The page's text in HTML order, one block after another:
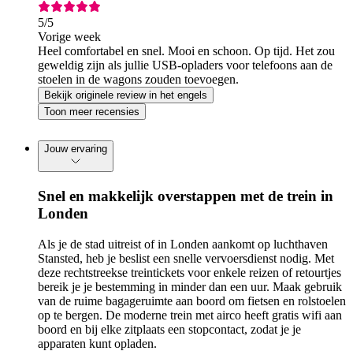
5/5
Vorige week
Heel comfortabel en snel. Mooi en schoon. Op tijd. Het zou
geweldig zijn als jullie USB-opladers voor telefoons aan de
stoelen in de wagons zouden toevoegen.
Bekijk originele review in het engels
Toon meer recensies
Jouw ervaring
Snel en makkelijk overstappen met de trein in
Londen
Als je de stad uitreist of in Londen aankomt op luchthaven
Stansted, heb je beslist een snelle vervoersdienst nodig. Met
deze rechtstreekse treintickets voor enkele reizen of retourtjes
bereik je je bestemming in minder dan een uur. Maak gebruik
van de ruime bagageruimte aan boord om fietsen en rolstoelen
op te bergen. De moderne trein met airco heeft gratis wifi aan
boord en bij elke zitplaats een stopcontact, zodat je je
apparaten kunt opladen.